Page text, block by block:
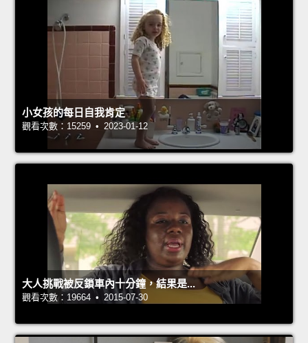
小女孩的每日自我肯定
觀看次數：15259 • 2023-01-12
大人挑戰被反鎖車內十分鐘，結果是...
觀看次數：19664 • 2015-07-30